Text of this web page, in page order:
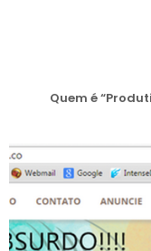
Quem é